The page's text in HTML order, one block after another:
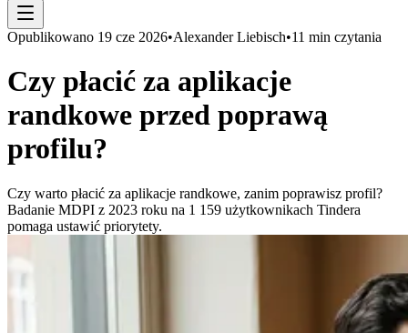
Opublikowano 19 cze 2026•Alexander Liebisch•11 min czytania
Czy płacić za aplikacje
randkowe przed poprawą
profilu?
Czy warto płacić za aplikacje randkowe, zanim poprawisz profil?
Badanie MDPI z 2023 roku na 1 159 użytkownikach Tindera
pomaga ustawić priorytety.